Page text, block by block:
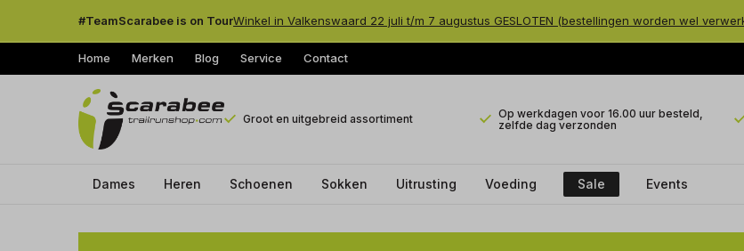
#TeamScarabee is on TourWinkel in Valkenswaard 22 juli t/m 7 augustus GESLOTEN (bestellingen worden wel
Home Merken Blog Service Contact
Groot en uitgebreid assortiment
Op werkdagen voor 16.00 uur besteld,
zelfde dag verzonden
Dames Heren Schoenen Sokken Uitrusting Voeding Sale Events
Startnummerband